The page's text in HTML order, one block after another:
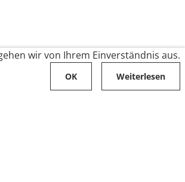
wir von Ihrem Einverständnis aus.
OK Weiterlesen